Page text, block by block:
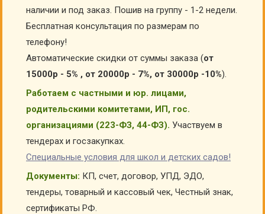
наличии и под заказ. Пошив на группу - 1-2 недели.
Бесплатная консультация по размерам по
телефону!
Автоматические скидки от суммы заказа (от
15000р - 5% , от 20000р - 7%, от 30000р -10%).
Работаем с частными и юр. лицами,
родительскими комитетами, ИП, гос.
организациями (223-ФЗ, 44-ФЗ). Участвуем в
тендерах и госзакупках.
Специальные условия для школ и детских садов!
Документы: КП, счет, договор, УПД, ЭДО,
тендеры, товарный и кассовый чек, Честный знак,
сертификаты РФ.